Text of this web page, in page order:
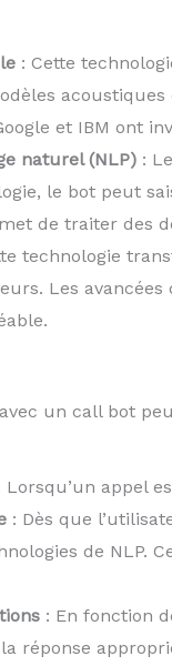
: Cette
et IBM ont
naturel (NLP):
le bot peut
de traiter des
technologie
Les
un call bot
appel
: Dès que
de NLP.
: En fonction
réponse